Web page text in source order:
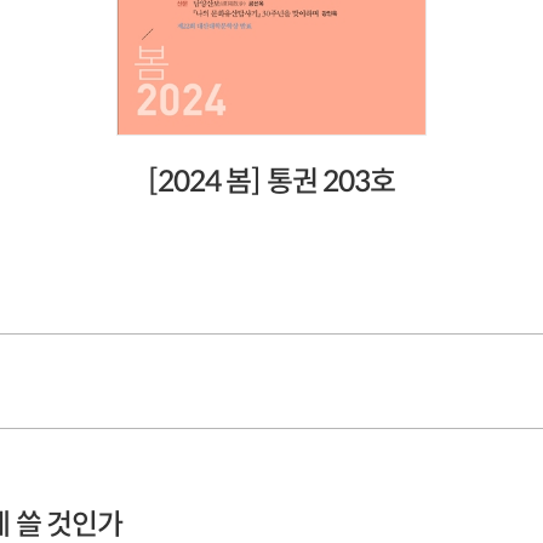
[2024 봄] 통권 203호
쓸 것인가